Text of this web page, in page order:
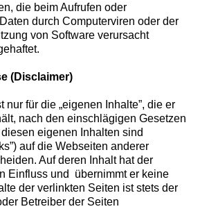
die beim Aufrufen oder
durch Computerviren oder der
von Software verursacht
(Disclaimer)
nur für die „eigenen Inhalte”, die er
nach den einschlägigen Gesetzen
eigenen Inhalten sind
auf die Webseiten anderer
Auf deren Inhalt hat der
Einfluss und übernimmt er keine
der verlinkten Seiten ist stets der
Betreiber der Seiten